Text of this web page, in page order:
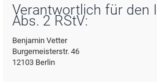
Verantwortlich für den
Abs. 2 RStV:
Benjamin Vetter
Burgemeisterstr. 46
12103 Berlin